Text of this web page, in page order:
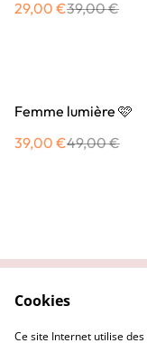
29,00 €39,00 €
%
Femme lumière 🩷
39,00 €49,00 €
Politique
Cookies
Ce site Internet utilise